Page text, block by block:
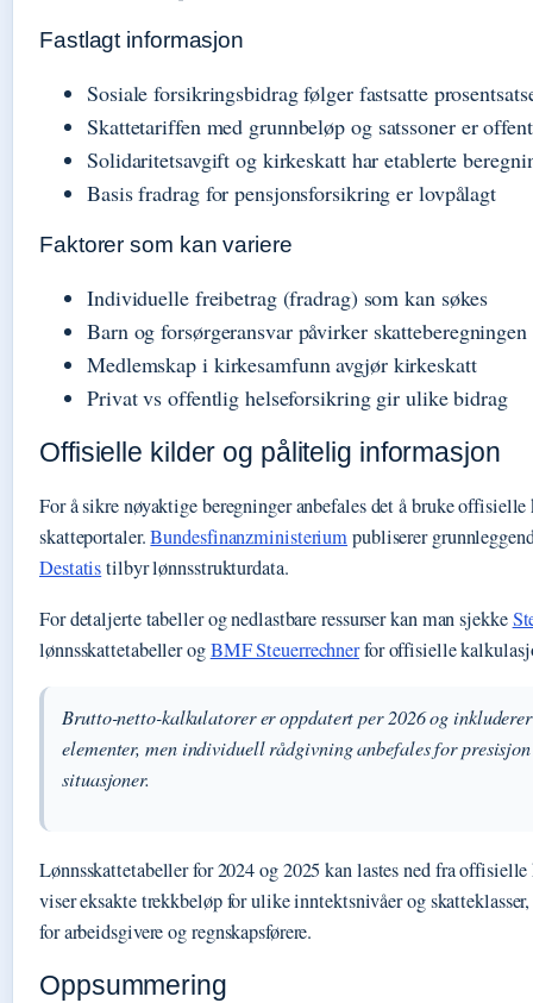
Fastlagt informasjon
Sosiale forsikringsbidrag følger fastsatte
Skattetariffen med grunnbeløp og satssoner er
Solidaritetsavgift og kirkeskatt har etablerte
Basis fradrag for pensjonsforsikring er lovpålagt
Faktorer som kan variere
Individuelle freibetrag (fradrag) som kan søkes
Barn og forsørgeransvar påvirker skatteberegningen
Medlemskap i kirkesamfunn avgjør kirkeskatt
Privat vs offentlig helseforsikring gir ulike bidrag
Offisielle kilder og pålitelig informasjon
For å sikre nøyaktige beregninger anbefales det å bruke
skatteportaler.Bundesfinanzministeriumpubliserer
Destatistilbyr lønnsstrukturdata.
For detaljerte tabeller og nedlastbare ressurser kan man sjekke
lønnsskattetabeller ogBMF Steuerrechnerfor offisielle
Brutto-netto-kalkulatorer er oppdatert per 2026 og
elementer, men individuell rådgivning anbefales for
situasjoner.
Lønnsskattetabeller for 2024 og 2025 kan lastes ned fra
viser eksakte trekkbeløp for ulike inntektsnivåer og
for arbeidsgivere og regnskapsførere.
Oppsummering